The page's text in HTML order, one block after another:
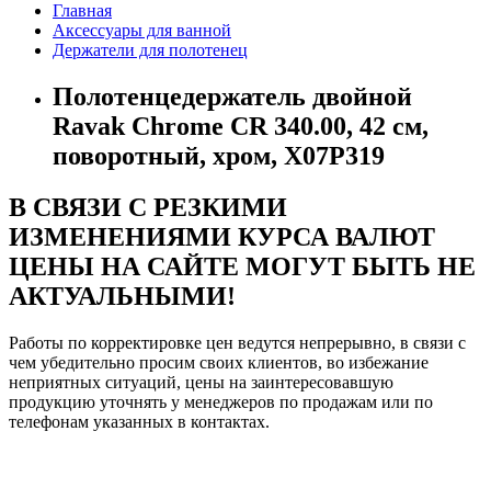
Главная
Аксессуары для ванной
Держатели для полотенец
Полотенцедержатель двойной
Ravak Chrome CR 340.00, 42 см,
поворотный, хром, X07P319
В СВЯЗИ С РЕЗКИМИ
ИЗМЕНЕНИЯМИ КУРСА ВАЛЮТ
ЦЕНЫ НА САЙТЕ МОГУТ БЫТЬ НЕ
АКТУАЛЬНЫМИ!
Работы по корректировке цен ведутся непрерывно, в связи с
чем убедительно просим своих клиентов, во избежание
неприятных ситуаций, цены на заинтересовавшую
продукцию уточнять у менеджеров по продажам или по
телефонам указанных в контактах.